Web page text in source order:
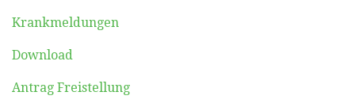
Krankmeldungen
Download
Antrag Freistellung